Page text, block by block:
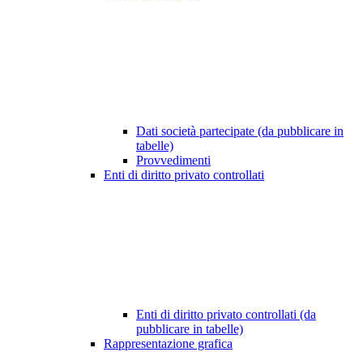
Dati società partecipate (da pubblicare in
tabelle)
Provvedimenti
Enti di diritto privato controllati
Enti di diritto privato controllati (da
pubblicare in tabelle)
Rappresentazione grafica